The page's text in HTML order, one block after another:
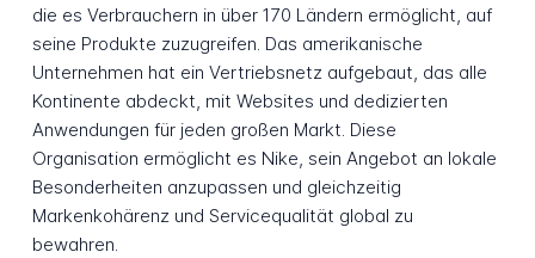
die es Verbrauchern in über 170 Ländern ermöglicht, auf
seine Produkte zuzugreifen. Das amerikanische
Unternehmen hat ein Vertriebsnetz aufgebaut, das alle
Kontinente abdeckt, mit Websites und dedizierten
Anwendungen für jeden großen Markt. Diese
Organisation ermöglicht es Nike, sein Angebot an lokale
Besonderheiten anzupassen und gleichzeitig
Markenkohärenz und Servicequalität global zu
bewahren.